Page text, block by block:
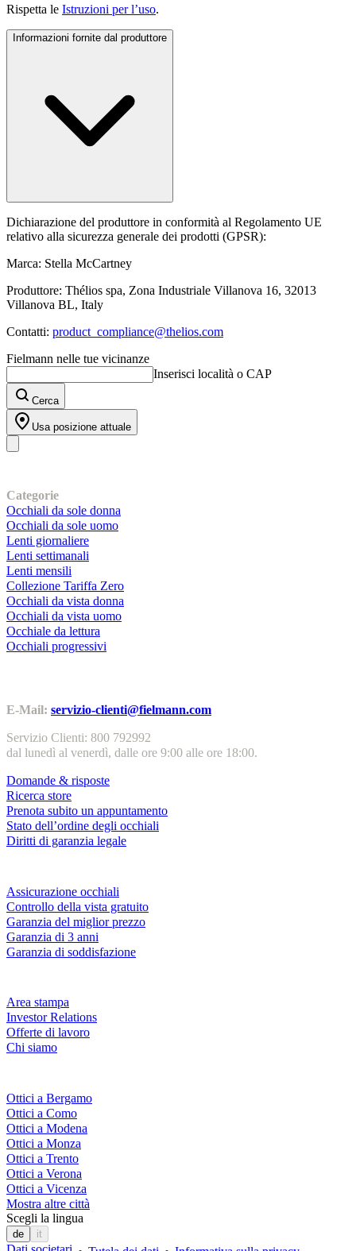
Rispetta le Istruzioni per l’uso.
Informazioni fornite dal produttore
Dichiarazione del produttore in conformità al Regolamento UE
relativo alla sicurezza generale dei prodotti (GPSR):
Marca: Stella McCartney
Produttore: Thélios spa, Zona Industriale Villanova 16, 32013
Villanova BL, Italy
Contatti: product_compliance@thelios.com
Fielmann nelle tue vicinanze
Inserisci località o CAP
Cerca
Usa posizione attuale
Categorie
Occhiali da sole donna
Occhiali da sole uomo
Lenti giornaliere
Lenti settimanali
Lenti mensili
Collezione Tariffa Zero
Occhiali da vista donna
Occhiali da vista uomo
Occhiale da lettura
Occhiali progressivi
E-Mail: servizio-clienti@fielmann.com
Servizio Clienti: 800 792992
dal lunedì al venerdì, dalle ore 9:00 alle ore 18:00.
Domande & risposte
Ricerca store
Prenota subito un appuntamento
Stato dell’ordine degli occhiali
Diritti di garanzia legale
Assicurazione occhiali
Controllo della vista gratuito
Garanzia del miglior prezzo
Garanzia di 3 anni
Garanzia di soddisfazione
Area stampa
Investor Relations
Offerte di lavoro
Chi siamo
Ottici a Bergamo
Ottici a Como
Ottici a Modena
Ottici a Monza
Ottici a Trento
Ottici a Verona
Ottici a Vicenza
Mostra altre città
Scegli la lingua
de it